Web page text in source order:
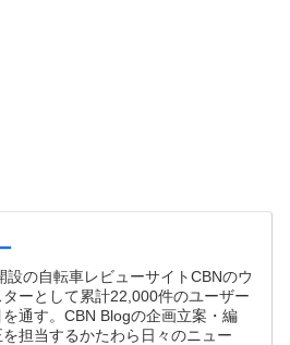
設の自転車レビューサイトCBNのウ
ターとして累計22,000件のユーザー
通す。CBN Blogの企画立案・編
担当するかたわら日々のニュー